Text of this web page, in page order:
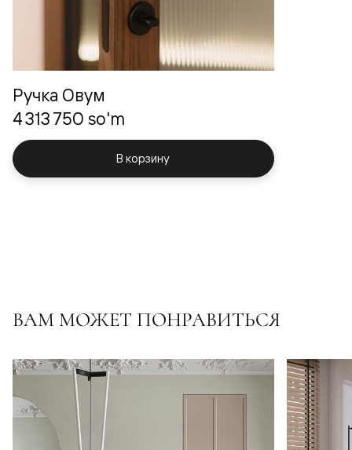
Ручка Овум
4 313 750 so'm
В корзину
ВАМ МОЖЕТ ПОНРАВИТЬСЯ